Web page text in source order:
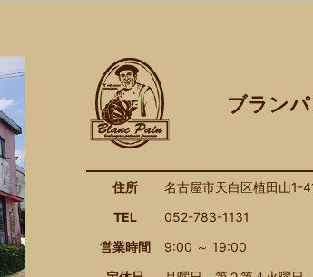
ブラン
住所
名古屋市天白区植田山1-
TEL
052-783-1131
営業時間
9:00 ～ 19:00